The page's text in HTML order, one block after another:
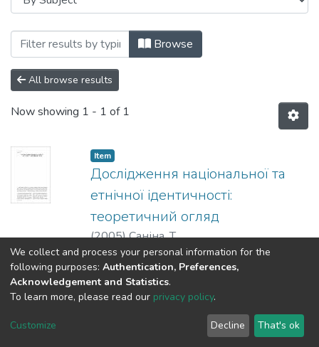
Browsing 046: Соціологічні науки by
Browse
All browse results
Now showing 1 - 1 of 1
Item
Дослідження національної та
етнічної ідентичності:
теоретичний огляд
(2005)Саніна, Т.
У статті зроблено короткий огляд
накопиченого теоретичного матеріалу
щодо відмінностей
між етнічним та національним., а також,
виходячи з теоретичного огляду
зазначених відмінностей,
Show more
We collect and process your personal information for the
following purposes: Authentication, Preferences,
Acknowledgement and Statistics.
To learn more, please read our privacy policy.
Customize Decline That's ok